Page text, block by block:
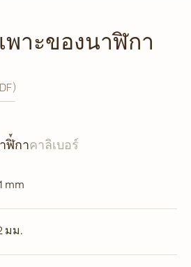
พาะของนาฬิกา
ฬิกาคาลิเบอร์
mm
มม.